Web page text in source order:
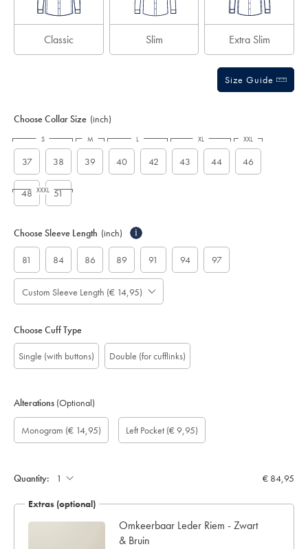
Classic Slim Extra Slim
Size Guide
Choose Collar Size (inch)
37 38 39 40 42 43 44 46
48 51
S M L XL XXL
XXXL
Choose Sleeve Length (inch) i
81 84 86 89 91 94 97
Custom Sleeve Length (€ 14,95)
Choose Cuff Type
Single (with buttons) Double (for cufflinks)
Alterations (Optional)
Custom
sleeve
length
Monogram
Font:
Monogram
option:
Monogram (€ 14,95)
Monogram
Colour:
Monogram
Location:
Add
pocket:
Left Pocket (€ 9,95)
Gift
wrapping:
Quantity: € 84,95
Extras (optional)
Omkeerbaar Leder Riem - Zwart
& Bruin